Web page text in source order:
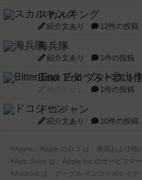
スカルキング
紹介文あり 12件の投稿
海兵隊
紹介文あり 1件の投稿
Bitter End ブタペスト
1件の投稿
ドコジャン
紹介文あり 10件の投稿
※Apple、Apple のロゴ は、米国および他
※App Store は、Apple Inc.のサービスマー
※Android は、グーグル インコーポレイテ